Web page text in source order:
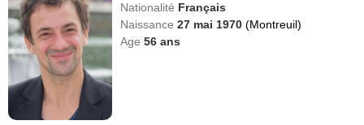
Nationalité Français
Naissance27 mai 1970(Montreuil)
Age56 ans